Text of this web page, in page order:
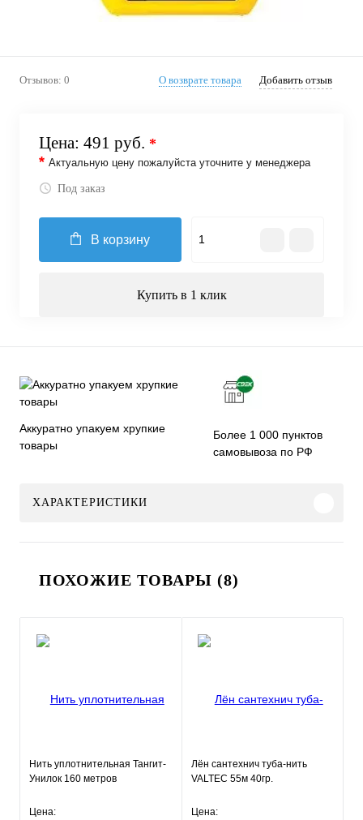
Отзывов: 0 О возврате товара Добавить отзыв
Цена: 491 руб. *
* Актуальную цену пожалуйста уточните у менеджера
Под заказ
В корзину
Купить в 1 клик
Аккуратно упакуем хрупкие
товары
Более 1 000 пунктов
самовывоза по РФ
ХАРАКТЕРИСТИКИ
ПОХОЖИЕ ТОВАРЫ (8)
Нить уплотнительная Тангит-
Унилок 160 метров
Цена:
Лён сантехнич туба-нить
VALTEC 55м 40гр.
Цена: